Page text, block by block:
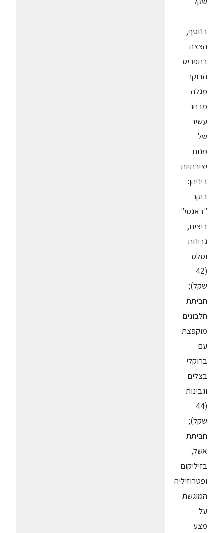
בנוסף,
הצצה
בתפריט
הבוקר
מגלה
מבחר
עשיר
של
מנות
יצירתיות
ביניהן:
בוקר
"באגסי":
ביצים,
גבינות
וסלט
(42
שקל);
חביתת
חלבונים
מוקפצת
עם
ברוקלי
בצלים
וגבינות
(44
שקל);
חביתת
אשל,
בזיליקום
ופטרוזיליה
המוגשת
על
מצע